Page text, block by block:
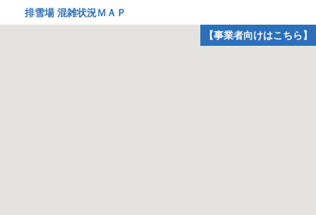
排雪場 混雑状況ＭＡＰ
【事業者向けはこちら】